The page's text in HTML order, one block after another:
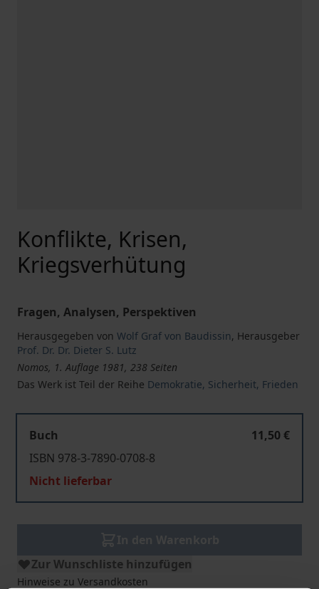
Konflikte, Krisen,
Kriegsverhütung
Fragen, Analysen, Perspektiven
Herausgegeben von Wolf Graf von Baudissin, Herausgeber
Prof. Dr. Dr. Dieter S. Lutz
Nomos, 1. Auflage 1981, 238 Seiten
Das Werk ist Teil der Reihe Demokratie, Sicherheit, Frieden
Buch
11,50 €
ISBN 978-3-7890-0708-8
Nicht lieferbar
Zur Wunschliste hinzufügen
Hinweise zu Versandkosten